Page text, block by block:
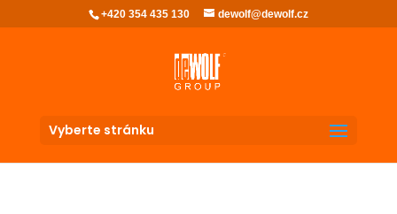
+420 354 435 130 dewolf@dewolf.cz
Vyberte stránku